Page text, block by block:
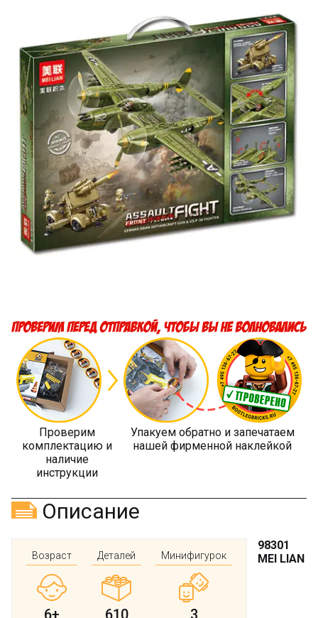
Проверим
комплектацию и
наличие
инструкции
Упакуем обратно и запечатаем
нашей фирменной наклейкой
Описание
Возраст
6+
Деталей
610
Минифигурок
3
98301
MEI LIAN